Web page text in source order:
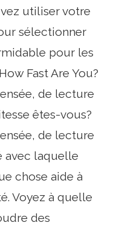
utiliser votre
sélectionner
pour les
Fast Are You?
de lecture
êtes-vous?
de lecture
avec laquelle
chose aide à
Voyez à quelle
des